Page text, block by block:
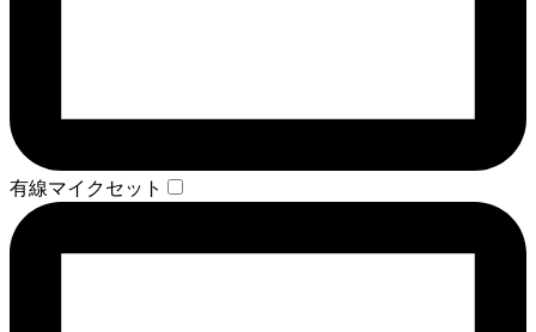
有線マイクセット